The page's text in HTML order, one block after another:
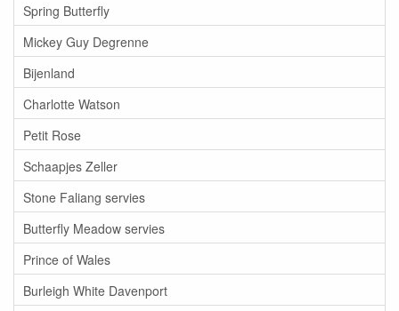
Spring Butterfly
Mickey Guy Degrenne
Bijenland
Charlotte Watson
Petit Rose
Schaapjes Zeller
Stone Faliang servies
Butterfly Meadow servies
Prince of Wales
Burleigh White Davenport